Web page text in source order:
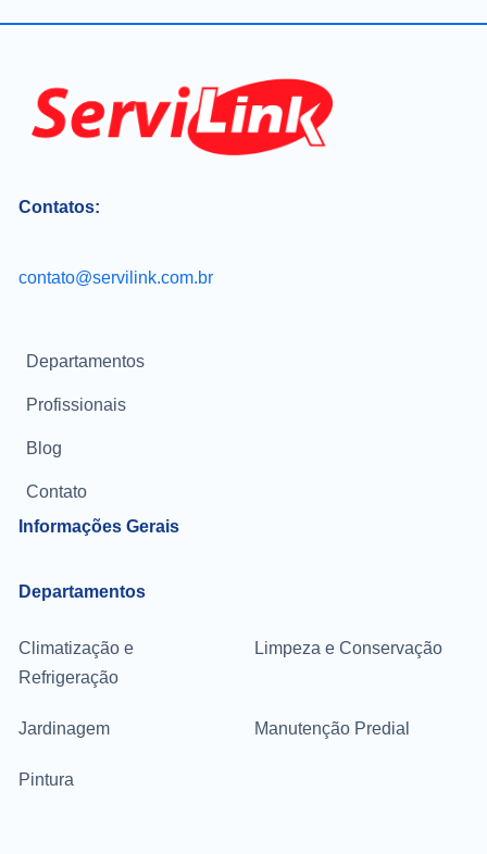
Contatos:
contato@servilink.com.br
Informações Gerais
Departamentos
Profissionais
Blog
Contato
Departamentos
Climatização e
Refrigeração
Limpeza e Conservação
Jardinagem Manutenção Predial
Pintura